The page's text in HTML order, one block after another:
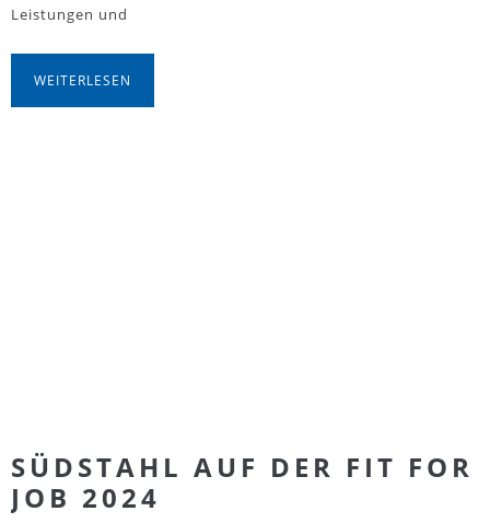
Leistungen und
WEITERLESEN
SÜDSTAHL AUF DER FIT FOR
JOB 2024